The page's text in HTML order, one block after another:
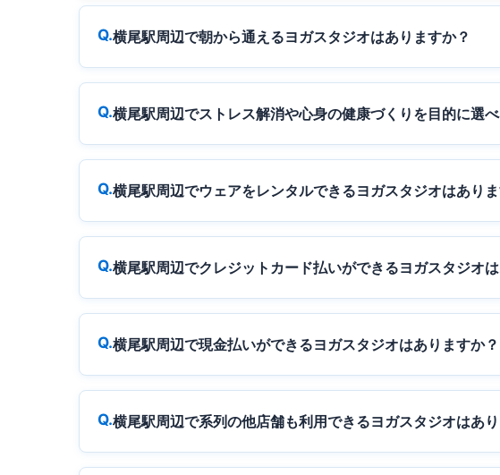
横尾駅周辺で朝から通えるヨガスタジオはありますか？
横尾駅周辺でストレス解消や心身の健康づくりを目的に選
横尾駅周辺でウェアをレンタルできるヨガスタジオはあり
横尾駅周辺でクレジットカード払いができるヨガスタジオ
横尾駅周辺で現金払いができるヨガスタジオはありますか？
横尾駅周辺で系列の他店舗も利用できるヨガスタジオはあ